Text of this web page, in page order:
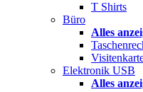
T Shirts
Büro
Alles
Elektronik USB
Alles